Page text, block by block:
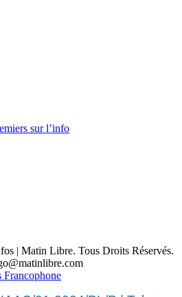
sur l’info
| Matin Libre. Tous Droits Réservés.